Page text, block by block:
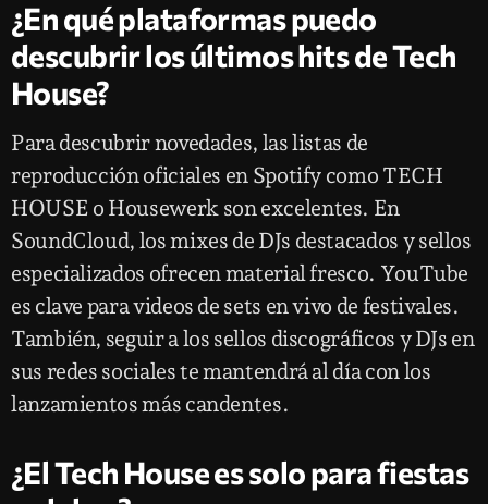
¿En qué plataformas puedo
descubrir los últimos hits de Tech
House?
Para descubrir novedades, las listas de
reproducción oficiales en Spotify como TECH
HOUSE o Housewerk son excelentes. En
SoundCloud, los mixes de DJs destacados y sellos
especializados ofrecen material fresco. YouTube
es clave para videos de sets en vivo de festivales.
También, seguir a los sellos discográficos y DJs en
sus redes sociales te mantendrá al día con los
lanzamientos más candentes.
¿El Tech House es solo para fiestas